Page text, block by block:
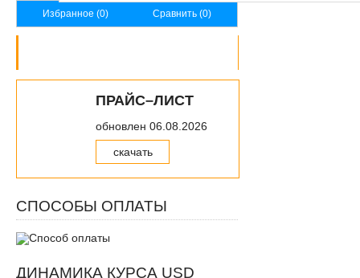
Избранное (0) Сравнить (0)
Велозапчасти
Велоэкипировка
Инструменты
Автокресла
Скейтборды
ПРАЙС–ЛИСТ
обновлен 06.08.2026
скачать
СПОСОБЫ ОПЛАТЫ
ДИНАМИКА КУРСА USD